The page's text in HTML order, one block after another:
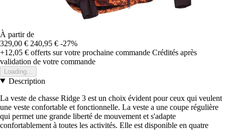
À partir de
329,00 € 240,95 € -27%
+12,05 € offerts sur votre prochaine commande Crédités après
validation de votre commande
Loading...
Description
La veste de chasse Ridge 3 est un choix évident pour ceux qui veulent
une veste confortable et fonctionnelle. La veste a une coupe régulière
qui permet une grande liberté de mouvement et s'adapte
confortablement à toutes les activités. Elle est disponible en quatre